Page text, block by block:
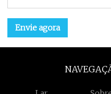
Envie agora